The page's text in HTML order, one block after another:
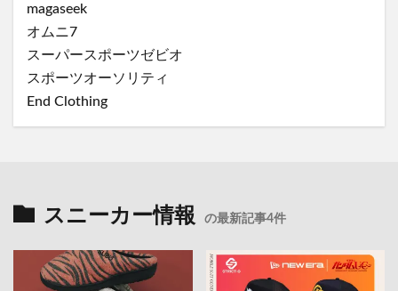
magaseek
オムニ7
スーパースポーツゼビオ
スポーツオーソリティ
End Clothing
スニーカー情報 の最新記事4件